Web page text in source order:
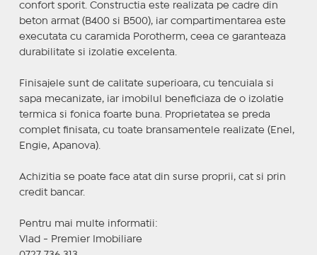
confort sporit. Constructia este realizata pe cadre din
beton armat (B400 si B500), iar compartimentarea este
executata cu caramida Porotherm, ceea ce garanteaza
durabilitate si izolatie excelenta.
Finisajele sunt de calitate superioara, cu tencuiala si
sapa mecanizate, iar imobilul beneficiaza de o izolatie
termica si fonica foarte buna. Proprietatea se preda
complet finisata, cu toate bransamentele realizate (Enel,
Engie, Apanova).
Achizitia se poate face atat din surse proprii, cat si prin
credit bancar.
Pentru mai multe informatii:
Vlad - Premier Imobiliare